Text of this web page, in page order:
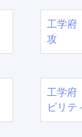
工学府
攻
工学府
ビリテ